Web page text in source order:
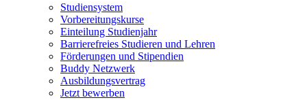
Studiensystem
Vorbereitungskurse
Einteilung Studienjahr
Barrierefreies Studieren und Lehren
Förderungen und Stipendien
Buddy Netzwerk
Ausbildungsvertrag
Jetzt bewerben